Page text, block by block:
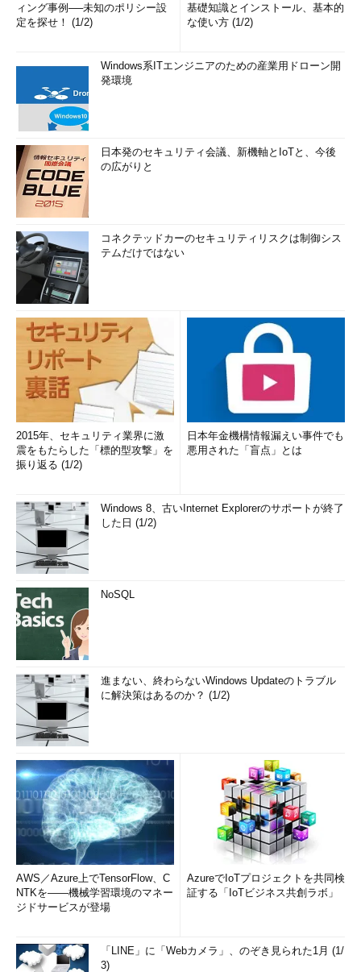
ィング事例──未知のポリシー設
定を探せ！ (1/2)
基礎知識とインストール、基本的
な使い方 (1/2)
Windows系ITエンジニアのための産業用ドローン開
発環境
日本発のセキュリティ会議、新機軸とIoTと、今後
の広がりと
コネクテッドカーのセキュリティリスクは制御シス
テムだけではない
2015年、セキュリティ業界に激
震をもたらした「標的型攻撃」を
振り返る (1/2)
日本年金機構情報漏えい事件でも
悪用された「盲点」とは
Windows 8、古いInternet Explorerのサポートが終了
した日 (1/2)
NoSQL
進まない、終わらないWindows Updateのトラブル
に解決策はあるのか？ (1/2)
AWS／Azure上でTensorFlow、C
NTKを――機械学習環境のマネー
ジドサービスが登場
AzureでIoTプロジェクトを共同検
証する「IoTビジネス共創ラボ」
「LINE」に「Webカメラ」、のぞき見られた1月 (1/
3)